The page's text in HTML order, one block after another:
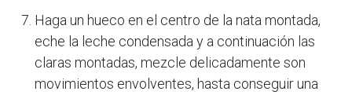
Haga un hueco en el centro de la nata montada,
eche la leche condensada y a continuación las
claras montadas, mezcle delicadamente son
movimientos envolventes, hasta conseguir una